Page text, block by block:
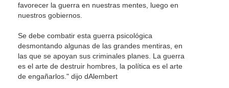
favorecer la guerra en nuestras mentes, luego en
nuestros gobiernos.
Se debe combatir esta guerra psicológica
desmontando algunas de las grandes mentiras, en
las que se apoyan sus criminales planes. La guerra
es el arte de destruir hombres, la política es el arte
de engañarlos." dijo dAlembert